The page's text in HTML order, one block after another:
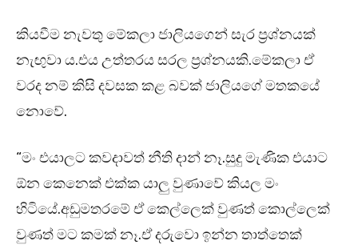
කියවීම නැවතු මේකලා ජාලියගෙන් සැර ප්‍රශ්නයක්
නැඟුවා ය.එය උත්තරය සරල ප්‍රශ්නයකි.මේකලා ඒ
වරද නම් කිසි දවසක කළ බවක් ජාලියගේ මතකයේ
නොවේ.
“මං එයාලට කවදාවත් නීති දාන් නෑ.සුදු මැණික එයාට
ඕන කෙනෙක් එක්ක යාලු වුණාවේ කියල මං
හිටියේ.අඩුමතරමේ ඒ කෙල්ලෙක් වුණත් කොල්ලෙක්
වුණත් මට කමක් නෑ.ඒ දරුවො ඉන්න තාත්තෙක්